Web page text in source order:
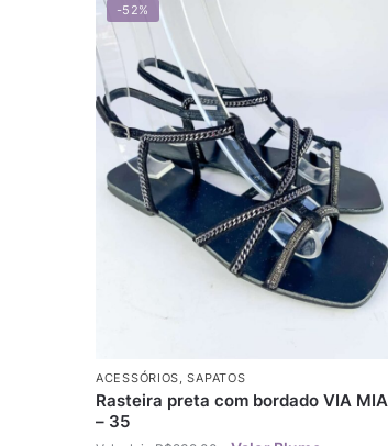
-52%
ACESSÓRIOS ,SAPATOS
Rasteira preta com bordado VIA MIA
– 35